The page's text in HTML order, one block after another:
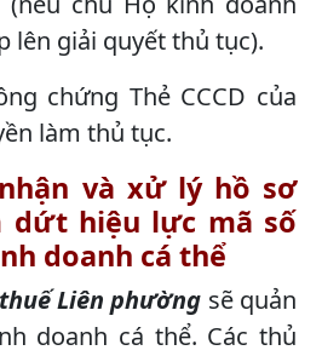
lên giải quyết thủ tục).
chứng Thẻ CCCD của
làm thủ tục.
và xử lý hồ sơ
dứt hiệu lực mã số
doanh cá thể
Liên phường sẽ quản
doanh cá thể. Các thủ